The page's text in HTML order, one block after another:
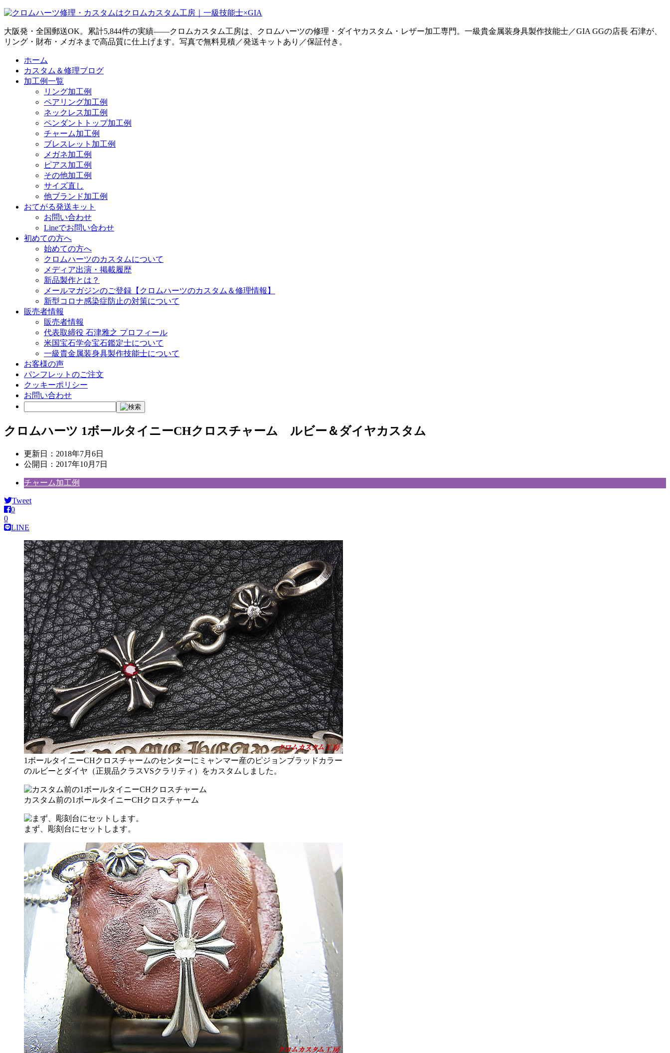
大阪発・全国郵送OK。累計5,844件の実績——クロムカスタム工房は、クロムハーツの修理・ダイヤカスタム・レザー加工専門。一級貴金属装身具製作技能士／GIA GGの店長 石津が、
リング・財布・メガネまで高品質に仕上げます。写真で無料見積／発送キットあり／保証付き。
ホーム
カスタム＆修理ブログ
加工例一覧
リング加工例
ペアリング加工例
ネックレス加工例
ペンダントトップ加工例
チャーム加工例
ブレスレット加工例
メガネ加工例
ピアス加工例
その他加工例
サイズ直し
他ブランド加工例
おてがる発送キット
お問い合わせ
Lineでお問い合わせ
初めての方へ
始めての方へ
クロムハーツのカスタムについて
メディア出演・掲載履歴
新品製作とは？
メールマガジンのご登録【クロムハーツのカスタム＆修理情報】
新型コロナ感染症防止の対策について
販売者情報
販売者情報
代表取締役 石津雅之 プロフィール
米国宝石学会宝石鑑定士について
一級貴金属装身具製作技能士について
お客様の声
パンフレットのご注文
クッキーポリシー
お問い合わせ
クロムハーツ 1ボールタイニーCHクロスチャーム ルビー＆ダイヤカスタム
更新日： 2018年7月6日
公開日： 2017年10月7日
チャーム加工例
Tweet
0
0
LINE
1ボールタイニーCHクロスチャームのセンターにミャンマー産のピジョンブラッドカラー
のルビーとダイヤ（正規品クラスVSクラリティ）をカスタムしました。
カスタム前の1ボールタイニーCHクロスチャーム
まず、彫刻台にセットします。